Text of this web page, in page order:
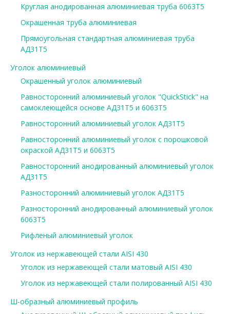
Круглая анодированная алюминиевая труба 6063Т5
Окрашенная труба алюминиевая
Прямоугольная стандартная алюминиевая труба
АД31Т5
Уголок алюминиевый
Окрашенный уголок алюминиевый
Равносторонний алюминиевый уголок "QuickStick" на
самоклеющейся основе АД31Т5 и 6063Т5
Равносторонний алюминиевый уголок АД31Т5
Равносторонний алюминиевый уголок с порошковой
окраской АД31Т5 и 6063Т5
Равносторонний анодированный алюминиевый уголок
АД31Т5
Разносторонний алюминиевый уголок АД31Т5
Разносторонний анодированный алюминиевый уголок
6063Т5
Рифленый алюминиевый уголок
Уголок из нержавеющей стали AISI 430
Уголок из нержавеющей стали матовый AISI 430
Уголок из нержавеющей стали полированный AISI 430
Ш-образный алюминиевый профиль